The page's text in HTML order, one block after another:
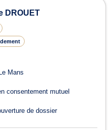
DROUET
Mans
consentement mutuel
de dossier